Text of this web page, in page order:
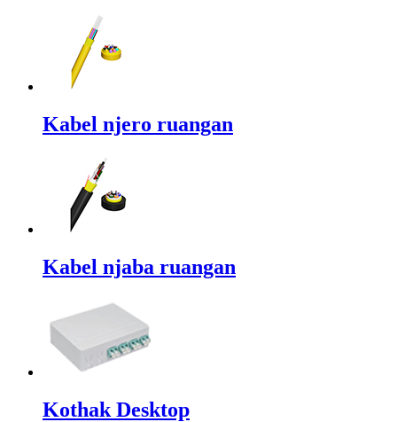
Kabel njero ruangan
Kabel njaba ruangan
Kothak Desktop